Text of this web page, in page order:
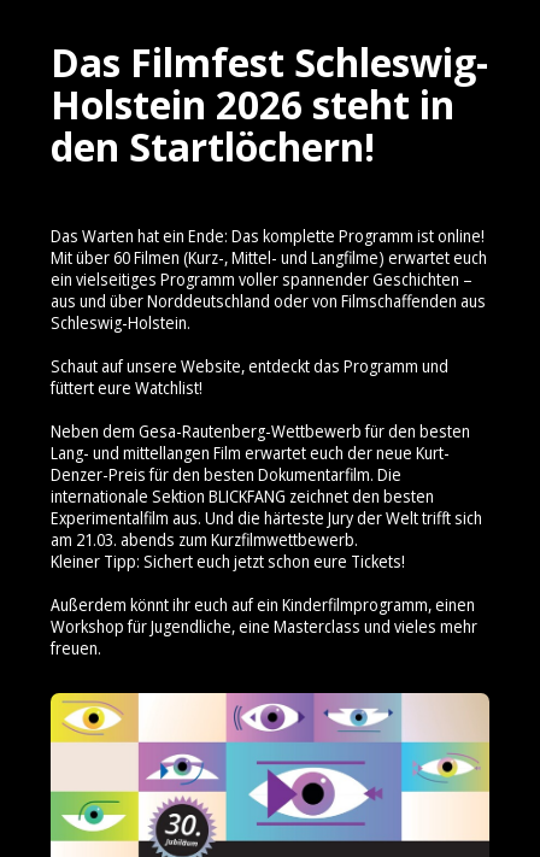
Das Filmfest Schleswig-
Holstein 2026 steht in
den Startlöchern!
Das Warten hat ein Ende: Das komplette Programm ist online!
Mit über 60 Filmen (Kurz-, Mittel- und Langfilme) erwartet euch
ein vielseitiges Programm voller spannender Geschichten –
aus und über Norddeutschland oder von Filmschaffenden aus
Schleswig-Holstein.
Schaut auf unsere Website, entdeckt das Programm und
füttert eure Watchlist!
Neben dem Gesa-Rautenberg-Wettbewerb für den besten
Lang- und mittellangen Film erwartet euch der neue Kurt-
Denzer-Preis für den besten Dokumentarfilm. Die
internationale Sektion BLICKFANG zeichnet den besten
Experimentalfilm aus. Und die härteste Jury der Welt trifft sich
am 21.03. abends zum Kurzfilmwettbewerb.
Kleiner Tipp: Sichert euch jetzt schon eure Tickets!
Außerdem könnt ihr euch auf ein Kinderfilmprogramm, einen
Workshop für Jugendliche, eine Masterclass und vieles mehr
freuen.